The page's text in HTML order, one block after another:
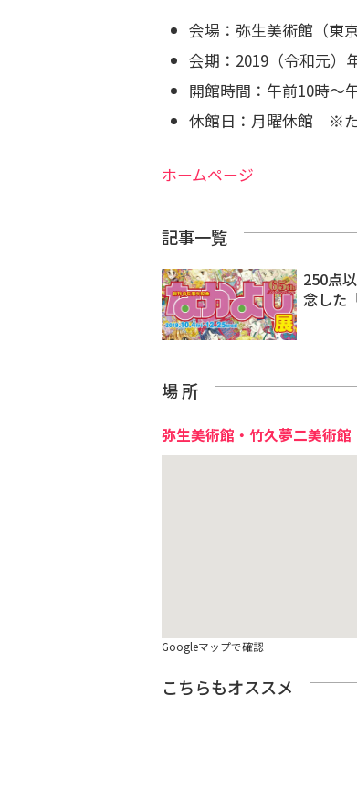
会場：弥生美術館（東
会期：2019（令和元）
開館時間：午前10時～
休館日：月曜休館 ※た
ホームページ
記事一覧
250点
念した
場 所
弥生美術館・竹久夢二美術館
Googleマップで確認
こちらもオススメ